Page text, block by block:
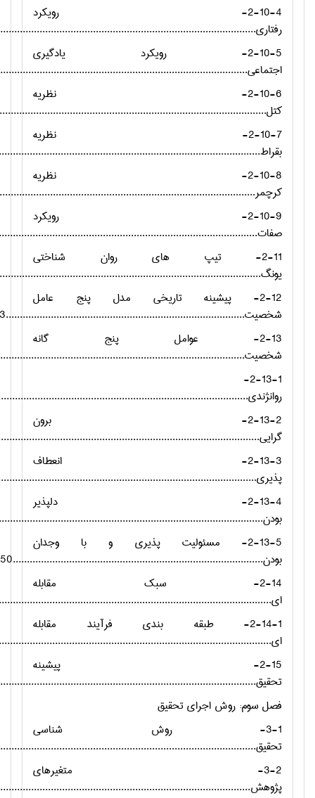
2-10-4- رویکرد
2-10-5- رویکرد یادگیری
2-10-6- نظریه
2-10-7- نظریه
2-10-8- نظریه
2-10-9- رویکرد
2-11- تیپ های روان شناختی
2-12- پیشینه تاریخی مدل پنج عامل
شخصیت.....................................................................................43
2-13- عوامل پنج گانه
2-13-1-
2-13-2- برون
2-13-3- انعطاف
2-13-4- دلپذیر
2-13-5- مسئولیت پذیری و با وجدان
بودن.........................................................................................50
2-14- سبک مقابله
2-14-1- طبقه بندی فرآیند مقابله
2-15- پیشینه
فصل سوم: روش اجراي تحقیق
3-1- روش شناسی
3-2- متغیرهای